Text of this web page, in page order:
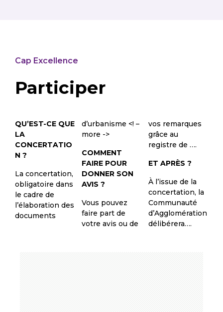
Cap Excellence
Participer
QU’EST-CE QUE
LA
CONCERTATIO
N ?
La concertation,
obligatoire dans
le cadre de
l’élaboration des
documents
d’urbanisme <! –
more ->
COMMENT
FAIRE POUR
DONNER SON
AVIS ?
Vous pouvez
faire part de
votre avis ou de
vos remarques
grâce au
registre de ….
ET APRÈS ?
À l’issue de la
concertation, la
Communauté
d’Agglomération
délibérera….